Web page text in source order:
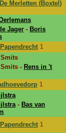
Merletten (Boxtel)
Jager - Boris
1
- Rens in 't
1
- Bas van
1